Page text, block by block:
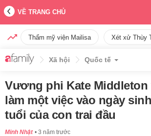
VỀ TRANG CHỦ
Thẩm mỹ viện Mailisa Xét xử Thùy
Xã hội Quốc tế
Vương phi Kate
làm một việc vào ngày
tuổi của con trai đầu
Minh Nhật 3 năm trước